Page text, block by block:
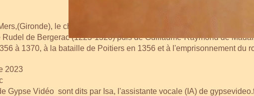
château de
le château de Rauzan est érigé au XIIIe siècle par Jean
de Bergerac (1223-1320) puis de Guillaume-Raymond de
à 1370, à la bataille de Poitiers en 1356 et à l'emprisonnement du
2023
Gypse Vidéo sont dits par Isa, l'assistante vocale (IA) de